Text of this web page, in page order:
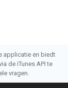
applicatie en biedt
de iTunes API te
vragen.